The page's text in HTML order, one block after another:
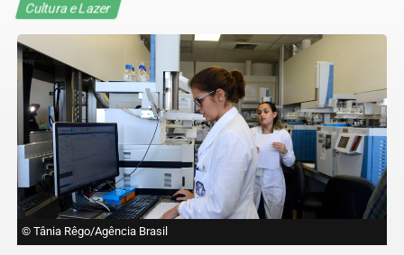
Cultura e Lazer
© Tânia Rêgo/Agência Brasil